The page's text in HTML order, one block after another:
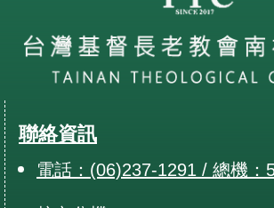
聯絡資訊
電話：(06)237-1291 / 總機：